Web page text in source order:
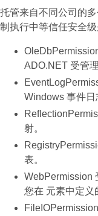
托管来自不同公司的
制执行中等信任安全级
ADO.NET 受管
Windows 事件日
射。
表。
WebPermission
您在 元素中定义